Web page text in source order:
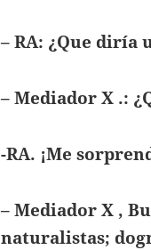
– RA: ¿Que diría
– Mediador X .:
-RA. ¡Me
– Mediador X ,
naturalistas;